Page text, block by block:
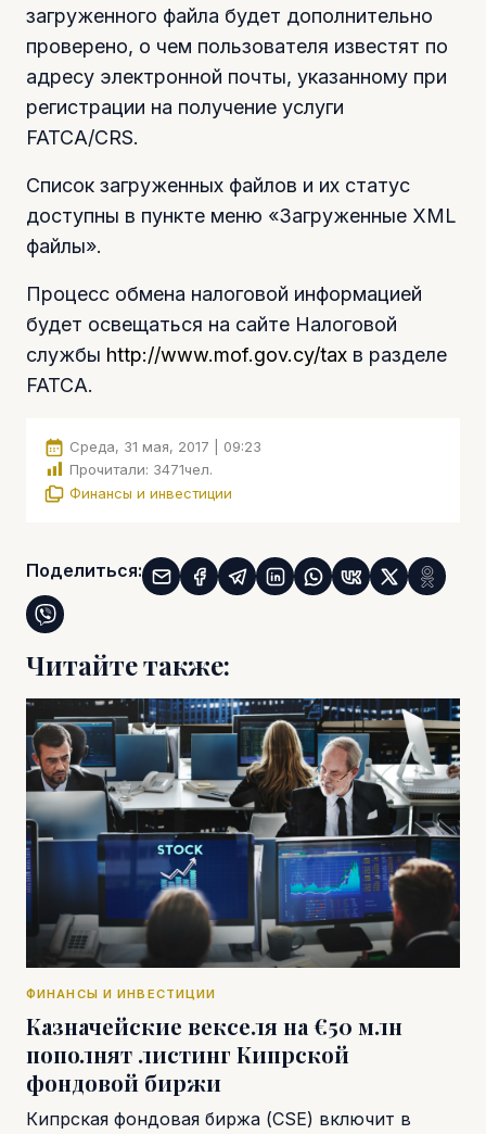
загруженного файла будет дополнительно
проверено, о чем пользователя известят по
адресу электронной почты, указанному при
регистрации на получение услуги
FATCA/CRS.
Список загруженных файлов и их статус
доступны в пункте меню «Загруженные XML
файлы».
Процесс обмена налоговой информацией
будет освещаться на сайте Налоговой
службы http://www.mof.gov.cy/tax в разделе
FATCA.
Среда, 31 мая, 2017 | 09:23
Прочитали: 3471чел.
Финансы и инвестиции
Поделиться:
Читайте также:
ФИНАНСЫ И ИНВЕСТИЦИИ
Казначейские векселя на €50 млн
пополнят листинг Кипрской
фондовой биржи
Кипрская фондовая биржа (CSE) включит в